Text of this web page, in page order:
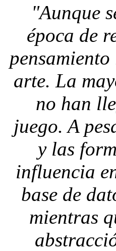
"Aunque
época de
arte. La
no han
juego. A
y las
influencia
base de
mientras